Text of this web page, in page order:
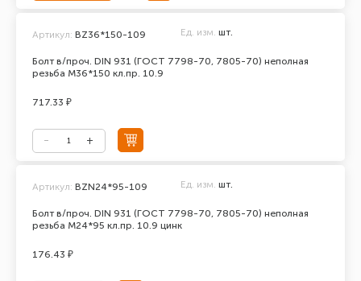
Болт в/проч. DIN 931 (ГОСТ 7798-70, 7805-70) неполная
резьба М36*150 кл.пр. 10.9
Артикул: BZ36*150-109 Ед. изм. шт.
717.33 ₽
Болт в/проч. DIN 931 (ГОСТ 7798-70, 7805-70) неполная
резьба М24*95 кл.пр. 10.9 цинк
Артикул: BZN24*95-109 Ед. изм. шт.
176.43 ₽